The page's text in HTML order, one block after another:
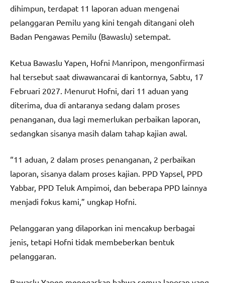
dihimpun, terdapat 11 laporan aduan mengenai
pelanggaran Pemilu yang kini tengah ditangani oleh
Badan Pengawas Pemilu (Bawaslu) setempat.
Ketua Bawaslu Yapen, Hofni Manripon, mengonfirmasi
hal tersebut saat diwawancarai di kantornya, Sabtu, 17
Februari 2027. Menurut Hofni, dari 11 aduan yang
diterima, dua di antaranya sedang dalam proses
penanganan, dua lagi memerlukan perbaikan laporan,
sedangkan sisanya masih dalam tahap kajian awal.
“11 aduan, 2 dalam proses penanganan, 2 perbaikan
laporan, sisanya dalam proses kajian. PPD Yapsel, PPD
Yabbar, PPD Teluk Ampimoi, dan beberapa PPD lainnya
menjadi fokus kami,” ungkap Hofni.
Pelanggaran yang dilaporkan ini mencakup berbagai
jenis, tetapi Hofni tidak membeberkan bentuk
pelanggaran.